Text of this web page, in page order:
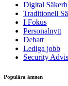
Digital
Traditionell
I Fokus
Personalnytt
Debatt
Lediga jobb
Security
Populära ämnen